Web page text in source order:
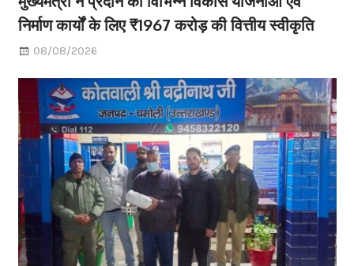
निर्माण कार्यों के लिए ₹1967 करोड़ की वित्तीय स्वीकृति
08/08/2026